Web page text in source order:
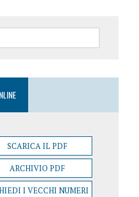
SCARICA IL PDF
ARCHIVIO PDF
I VECCHI NUMERI